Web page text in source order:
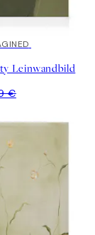
Leinwandbild
€